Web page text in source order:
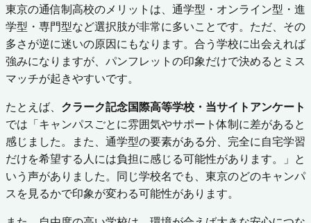
東京の通信制高校のメリットは、通学型・オンライン型・進
学型・専門型など選択肢が非常に多いことです。ただ、その
多さが逆に迷いの原因にもなります。合う学校に出会えれば
強みになりますが、パンフレットの印象だけで決めるとミス
マッチが起きやすいです。
たとえば、 クラーク記念国際高等学校・当サイトアンケート
では「キャンパスごとに雰囲気やサポート体制に差があると
感じました。また、通学型の要素がある分、完全に自宅学習
だけを希望する人には負担に感じる可能性があります。」と
いう声がありました。同じ学校名でも、東京のどのキャンパ
スを見るかで印象が変わる可能性があります。